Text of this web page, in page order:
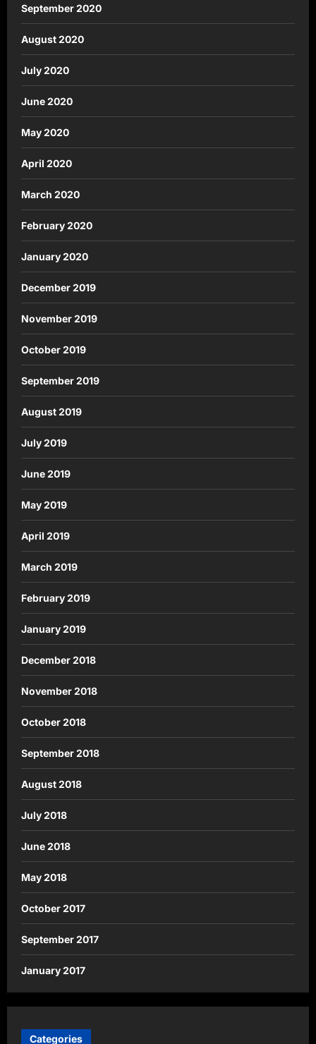
September 2020
August 2020
July 2020
June 2020
May 2020
April 2020
March 2020
February 2020
January 2020
December 2019
November 2019
October 2019
September 2019
August 2019
July 2019
June 2019
May 2019
April 2019
March 2019
February 2019
January 2019
December 2018
November 2018
October 2018
September 2018
August 2018
July 2018
June 2018
May 2018
October 2017
September 2017
January 2017
Categories